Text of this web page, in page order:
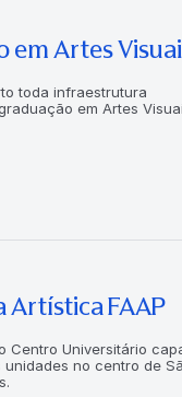
em Artes
toda infraestrutura
em Artes
Artística FAAP
Centro Universitário
unidades no centro de